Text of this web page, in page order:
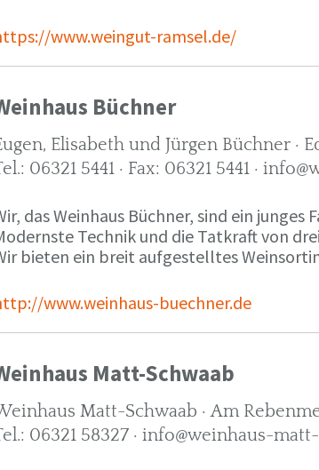
www.weingut-ramsel.de/
Büchner
Elisabeth und Jürgen Büchner ·
06321 5441 · Fax: 06321 5441 ·
das Weinhaus Büchner, sind ein
Technik und die Tatkraft von
bieten ein breit aufgestelltes
www.weinhaus-buechner.de
Matt-Schwaab
Matt-Schwaab · Am
06321 58327 · info@weinhaus-